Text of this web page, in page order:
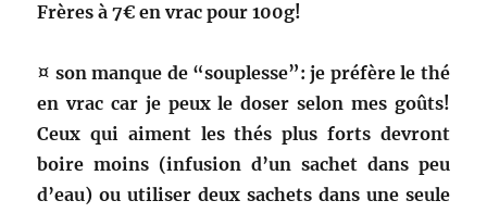
Frères à 7€ en vrac pour 100g!
¤ son manque de “souplesse”: je préfère le thé
en vrac car je peux le doser selon mes goûts!
Ceux qui aiment les thés plus forts devront
boire moins (infusion d’un sachet dans peu
d’eau) ou utiliser deux sachets dans une seule